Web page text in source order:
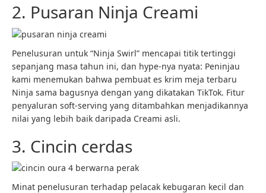
2. Pusaran Ninja Creami
Penelusuran untuk “Ninja Swirl” mencapai titik tertinggi
sepanjang masa tahun ini, dan hype-nya nyata: Peninjau
kami menemukan bahwa pembuat es krim meja terbaru
Ninja sama bagusnya dengan yang dikatakan TikTok. Fitur
penyaluran soft-serving yang ditambahkan menjadikannya
nilai yang lebih baik daripada Creami asli.
3. Cincin cerdas
Minat penelusuran terhadap pelacak kebugaran kecil dan